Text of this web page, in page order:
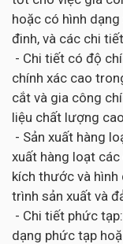
hoặc có hình
đinh, và các chi
- Chi tiết có độ
chính xác cao
cắt và gia công
liệu chất lượng
- Sản xuất hàng
xuất hàng loạt
kích thước và
trình sản xuất và
- Chi tiết phức
dạng phức tạp